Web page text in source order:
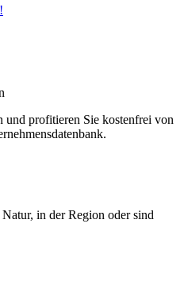
und profitieren Sie kostenfrei von
in der Region oder sind